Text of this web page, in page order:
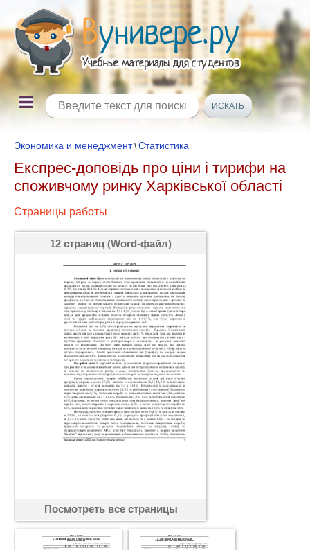
Экономика и менеджмент\Статистика
Експрес-доповідь про ціни і тирифи на
споживчому ринку Харківської області
Страницы работы
12 страниц (Word-файл)
Посмотреть все страницы